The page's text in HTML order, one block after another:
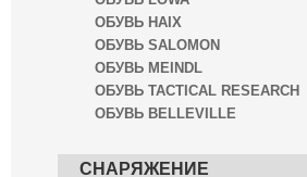
ОБУВЬ HAIX
ОБУВЬ SALOMON
ОБУВЬ MEINDL
ОБУВЬ TACTICAL RESEARCH
ОБУВЬ BELLEVILLE
СНАРЯЖЕНИЕ